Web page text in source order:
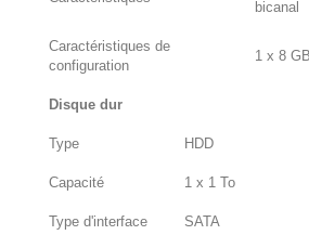
bicanal
Caractéristiques de
configuration
1 x 8 GB
Disque dur
Type HDD
Capacité 1 x 1 To
Type d'interface SATA